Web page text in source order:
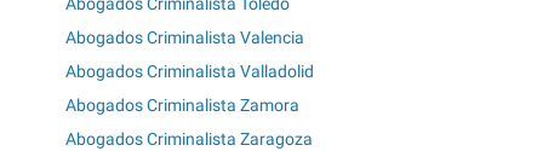
Abogados Criminalista Toledo
Abogados Criminalista Valencia
Abogados Criminalista Valladolid
Abogados Criminalista Zamora
Abogados Criminalista Zaragoza